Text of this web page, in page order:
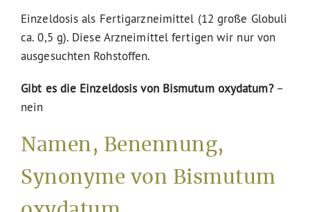
Einzeldosis als Fertigarzneimittel (12 große Globuli
ca. 0,5 g). Diese Arzneimittel fertigen wir nur von
ausgesuchten Rohstoffen.
Gibt es die Einzeldosis von Bismutum oxydatum?–
nein
Namen, Benennung,
Synonyme von Bismutum